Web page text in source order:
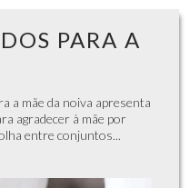
PARA A
a mãe da noiva apresenta
agradecer à mãe por
entre conjuntos...